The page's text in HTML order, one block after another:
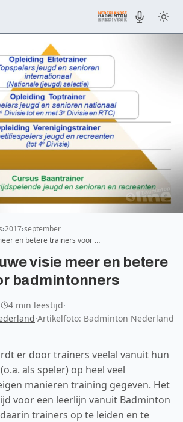
2017 september
en betere trainers voor …
visie meer en betere
badmintonners
4 min leestijd·
·Artikelfoto: Badminton Nederland
er door trainers veelal vanuit hun
als speler) op heel veel
manieren training gegeven. Het
voor een leerlijn vanuit Badminton
trainers op te leiden en te